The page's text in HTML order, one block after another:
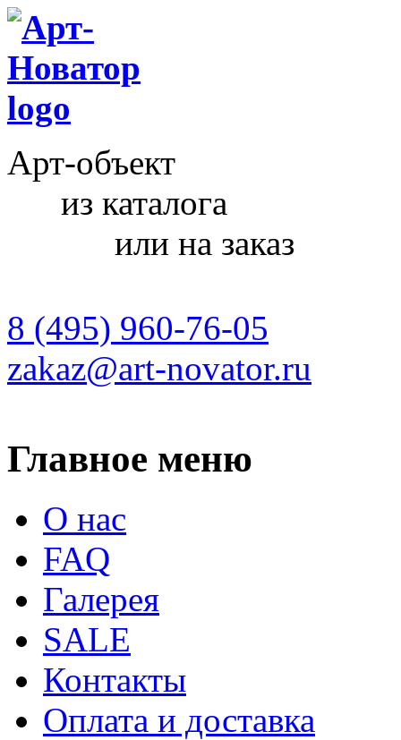
Арт-объект
из каталога
или на заказ
8 (495) 960-76-05
zakaz@art-novator.ru
Главное меню
О нас
FAQ
Галерея
SALE
Контакты
Оплата и доставка